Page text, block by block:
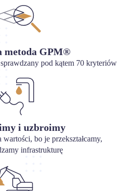
metoda GPM®
pod kątem 70 kryteriów
i uzbroimy
wartości, bo je przekształcamy,
infrastrukturę